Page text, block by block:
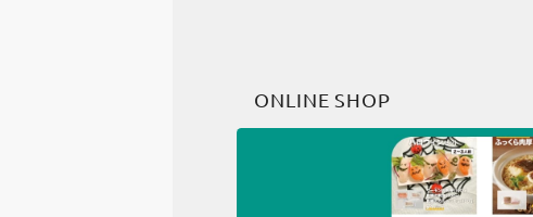
ONLINE SHOP